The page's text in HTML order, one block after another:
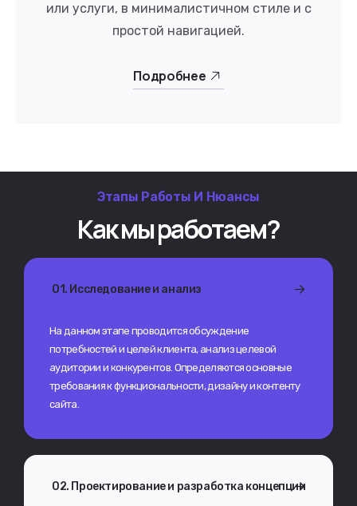
или услуги, в минималистичном стиле и с
простой навигацией.
Подробнее
Этапы Работы И Нюансы
Как мы работаем?
01. Исследование и анализ
На данном этапе проводится обсуждение
потребностей и целей клиента, анализ целевой
аудитории и конкурентов. Определяются основные
требования к функциональности, дизайну и контенту
сайта.
02. Проектирование и разработка концепции